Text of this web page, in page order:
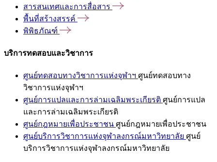
สารสนเทศและการสื่อสาร
พื้นที่สร้างสรรค์
พิพิธภัณฑ์
บริการทดสอบและวิชาการ
ศูนย์ทดสอบทางวิชาการแห่งจุฬาฯ ศูนย์ทดสอบทาง
วิชาการแห่งจุฬาฯ
ศูนย์การแปลและการล่ามเฉลิมพระเกียรติ ศูนย์การแปล
และการล่ามเฉลิมพระเกียรติ
ศูนย์กฎหมายเพื่อประชาชน ศูนย์กฎหมายเพื่อประชาชน
ศูนย์บริการวิชาการแห่งจุฬาลงกรณ์มหาวิทยาลัย ศูนย์
บริการวิชาการแห่งจุฬาลงกรณ์มหาวิทยาลัย